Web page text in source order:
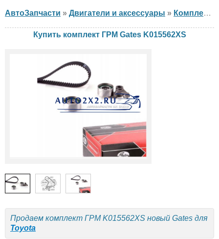
АвтоЗапчасти » Двигатели и аксессуары » Комплект ГРМ
Купить комплект ГРМ Gates K015562XS
Продаем комплект ГРМ K015562XS новый Gates для
Toyota